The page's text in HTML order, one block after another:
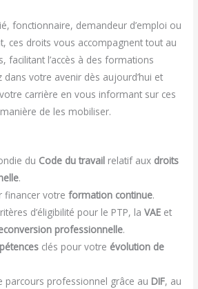
fonctionnaire, demandeur d’emploi ou
ces droits vous accompagnent tout au
facilitant l’accès à des formations
dans votre avenir dès aujourd’hui et
carrière en vous informant sur ces
de les mobiliser.
du Code du travail relatif aux droits
.
financer votreformation continue.
d’éligibilité pour le PTP, laVAE et
professionnelle.
clés pour votre évolution de
parcours professionnel grâce au DIF, au